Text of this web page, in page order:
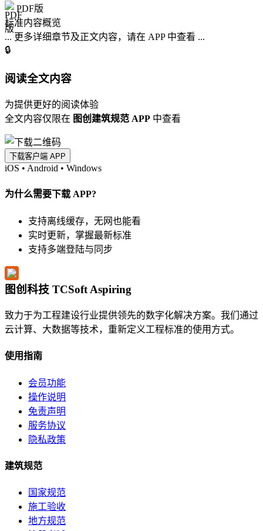
PDF版
标准内容概览
... 更多详细章节及正文内容，请在 APP 中查看 ...
🔒
阅读全文内容
为提供更好的阅读体验
全文内容仅限在 图创建筑规范 APP 中查看
下载客户端 APP
iOS • Android • Windows
为什么需要下载 APP?
支持离线缓存，无网也能看
实时更新，掌握最新标准
支持多端登陆与同步
图创科技 TCSoft Aspiring
致力于为工程建设行业提供领先的数字化解决方案。我们通过
云计算、大数据等技术，重新定义工程标准的使用方式。
使用指南
会员功能
操作说明
免责声明
服务协议
隐私政策
建筑规范
国家规范
施工验收
地方规范